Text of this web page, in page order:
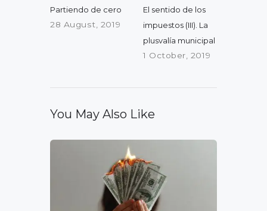
navigation
Previous
Partiendo de cero
28 August, 2019
Next
El sentido de los
impuestos (III). La
plusvalía municipal
1 October, 2019
You May Also Like